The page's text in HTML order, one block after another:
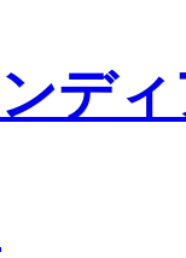
デ